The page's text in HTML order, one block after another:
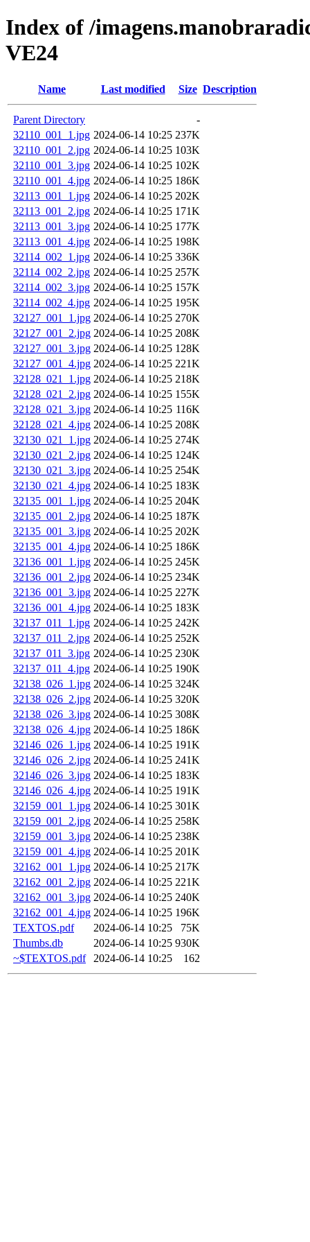
Index of /
VE24
Name Last modified Size Description
Parent Directory
-
32110_001_1.jpg 2024-06-14 10:25 237K
32110_001_2.jpg 2024-06-14 10:25 103K
32110_001_3.jpg 2024-06-14 10:25 102K
32110_001_4.jpg 2024-06-14 10:25 186K
32113_001_1.jpg 2024-06-14 10:25 202K
32113_001_2.jpg 2024-06-14 10:25 171K
32113_001_3.jpg 2024-06-14 10:25 177K
32113_001_4.jpg 2024-06-14 10:25 198K
32114_002_1.jpg 2024-06-14 10:25 336K
32114_002_2.jpg 2024-06-14 10:25 257K
32114_002_3.jpg 2024-06-14 10:25 157K
32114_002_4.jpg 2024-06-14 10:25 195K
32127_001_1.jpg 2024-06-14 10:25 270K
32127_001_2.jpg 2024-06-14 10:25 208K
32127_001_3.jpg 2024-06-14 10:25 128K
32127_001_4.jpg 2024-06-14 10:25 221K
32128_021_1.jpg 2024-06-14 10:25 218K
32128_021_2.jpg 2024-06-14 10:25 155K
32128_021_3.jpg 2024-06-14 10:25 116K
32128_021_4.jpg 2024-06-14 10:25 208K
32130_021_1.jpg 2024-06-14 10:25 274K
32130_021_2.jpg 2024-06-14 10:25 124K
32130_021_3.jpg 2024-06-14 10:25 254K
32130_021_4.jpg 2024-06-14 10:25 183K
32135_001_1.jpg 2024-06-14 10:25 204K
32135_001_2.jpg 2024-06-14 10:25 187K
32135_001_3.jpg 2024-06-14 10:25 202K
32135_001_4.jpg 2024-06-14 10:25 186K
32136_001_1.jpg 2024-06-14 10:25 245K
32136_001_2.jpg 2024-06-14 10:25 234K
32136_001_3.jpg 2024-06-14 10:25 227K
32136_001_4.jpg 2024-06-14 10:25 183K
32137_011_1.jpg 2024-06-14 10:25 242K
32137_011_2.jpg 2024-06-14 10:25 252K
32137_011_3.jpg 2024-06-14 10:25 230K
32137_011_4.jpg 2024-06-14 10:25 190K
32138_026_1.jpg 2024-06-14 10:25 324K
32138_026_2.jpg 2024-06-14 10:25 320K
32138_026_3.jpg 2024-06-14 10:25 308K
32138_026_4.jpg 2024-06-14 10:25 186K
32146_026_1.jpg 2024-06-14 10:25 191K
32146_026_2.jpg 2024-06-14 10:25 241K
32146_026_3.jpg 2024-06-14 10:25 183K
32146_026_4.jpg 2024-06-14 10:25 191K
32159_001_1.jpg 2024-06-14 10:25 301K
32159_001_2.jpg 2024-06-14 10:25 258K
32159_001_3.jpg 2024-06-14 10:25 238K
32159_001_4.jpg 2024-06-14 10:25 201K
32162_001_1.jpg 2024-06-14 10:25 217K
32162_001_2.jpg 2024-06-14 10:25 221K
32162_001_3.jpg 2024-06-14 10:25 240K
32162_001_4.jpg 2024-06-14 10:25 196K
TEXTOS.pdf
2024-06-14 10:25
75K
Thumbs.db
2024-06-14 10:25 930K
~$TEXTOS.pdf
2024-06-14 10:25 162